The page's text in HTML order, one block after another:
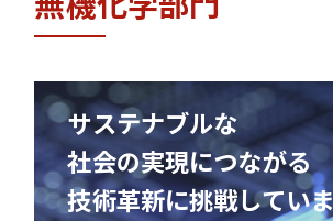
サステナブルな
社会の実現につながる
技術革新に挑戦してい